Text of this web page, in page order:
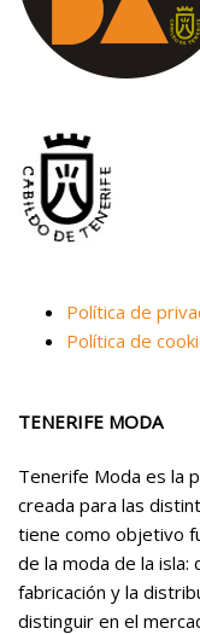
Política de
Política de
TENERIFE MODA
Tenerife Moda es la
creada para las
tiene como objetivo
de la moda de la isla:
fabricación y la
distinguir en el